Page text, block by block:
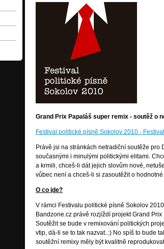
Grand Prix Papaláš super remix - soutěž o
Festival politické písně Sokolov 2010 -
Právě jsi na stránkách netradiční soutěže pro
současnými i minulými politickými elitami.
a krmili, chceš-li dát jejich slovům nové,
vůbec není a chceš-li si zasoutěžit o
O co jde?
V rámci Festivalu politické písně Sokolov
Bandzone.cz právě rozjíždí projekt Grand
Soutěžit se bude v remixování politických
vtip, dá-li se to tak nazvat..:) No spíš to bude
soutěžní remixy měly být kvalitně